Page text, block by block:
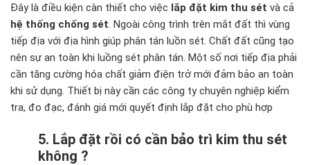
Đây là điều kiện càn thiết cho việc lắp đặt kim thu sét và cả
hệ thống chống sét. Ngoài công trình trên mắt đất thì vùng
tiếp địa với địa hình giúp phân tán luồn sét. Chất đất cũng tạo
nên sự an toàn khi luồng sét phân tán. Một số nơi tiếp địa phải
cần tăng cường hóa chất giảm điện trở mới đảm bảo an toàn
khi sử dụng. Thiết bị này cần các công ty chuyên nghiệp kiểm
tra, đo đạc, đánh giá mới quyết định lắp đặt cho phù hợp
5. Lắp đặt rồi có cần bảo trì kim thu sét
không ?